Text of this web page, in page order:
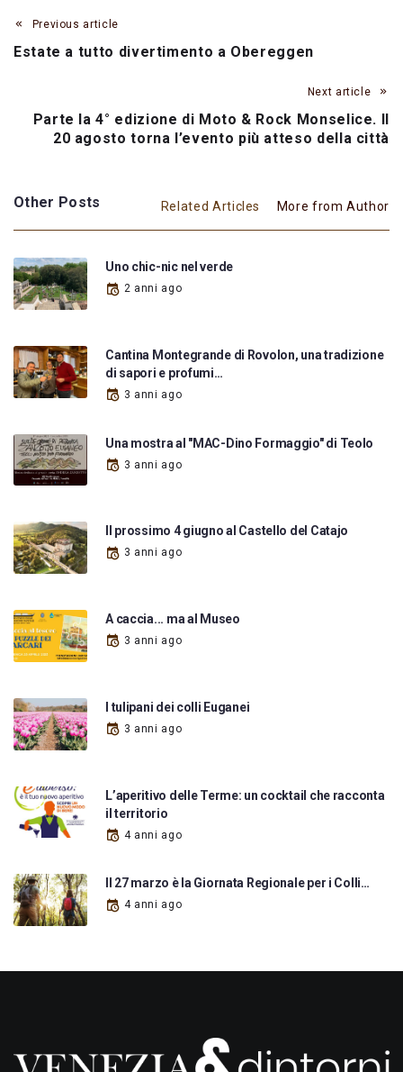
Previous article
Estate a tutto divertimento a Obereggen
Next article
Parte la 4° edizione di Moto & Rock Monselice. Il
20 agosto torna l’evento più atteso della città
Other Posts Related Articles More from Author
Uno chic-nic nel verde
2 anni ago
Cantina Montegrande di Rovolon, una tradizione
di sapori e profumi…
3 anni ago
Una mostra al "MAC-Dino Formaggio" di Teolo
3 anni ago
Il prossimo 4 giugno al Castello del Catajo
3 anni ago
A caccia... ma al Museo
3 anni ago
I tulipani dei colli Euganei
3 anni ago
L’aperitivo delle Terme: un cocktail che racconta
il territorio
4 anni ago
Il 27 marzo è la Giornata Regionale per i Colli…
4 anni ago